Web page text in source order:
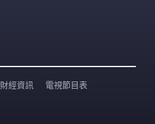
財經資訊 電視節目表